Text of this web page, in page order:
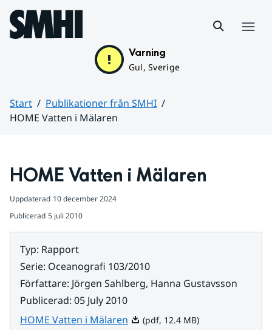
Hoppa till sidans innehåll
Varning
Gul, Sverige
Start
Publikationer från SMHI
HOME Vatten i Mälaren
HOME Vatten i Mälaren
Uppdaterad 10 december 2024
Publicerad 5 juli 2010
Typ: Rapport
Serie: Oceanografi 103/2010
Författare: Jörgen Sahlberg, Hanna Gustavsson
Publicerad: 05 July 2010
HOME Vatten i Mälaren Pdf, 12.4 MB.
(pdf, 12.4 MB)